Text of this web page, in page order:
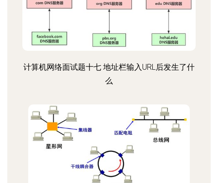
计算机网络面试题十七 地址栏输入URL后发生了什
么